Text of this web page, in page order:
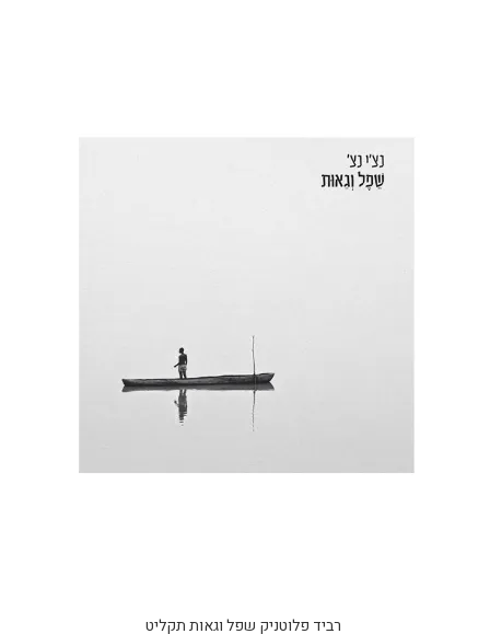
רביד פלוטניק שפל וגאות תקליט